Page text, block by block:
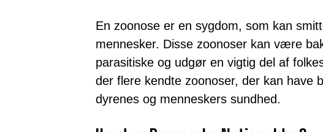
En zoonose er en sygdom, som kan
mennesker. Disse zoonoser kan være
parasitiske og udgør en vigtig del af
der flere kendte zoonoser, der kan have
dyrenes og menneskers sundhed.